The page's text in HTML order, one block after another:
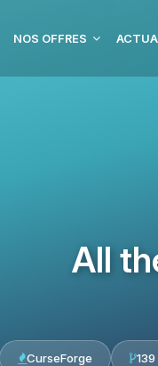
NOS OFFRES
All
CurseForge